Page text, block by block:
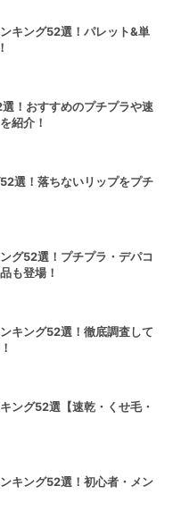
キング52選！パレット&単
！おすすめのプチプラや速
紹介！
選！落ちないリップをプチ
グ52選！プチプラ・デパコ
も登場！
キング52選！徹底調査して
ング52選【速乾・くせ毛・
キング52選！初心者・メン